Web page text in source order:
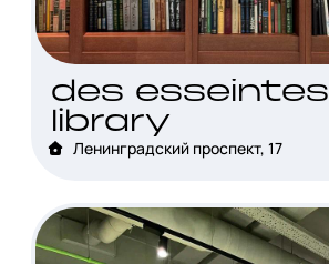
des esseintes
library
Ленинградский проспект, 17